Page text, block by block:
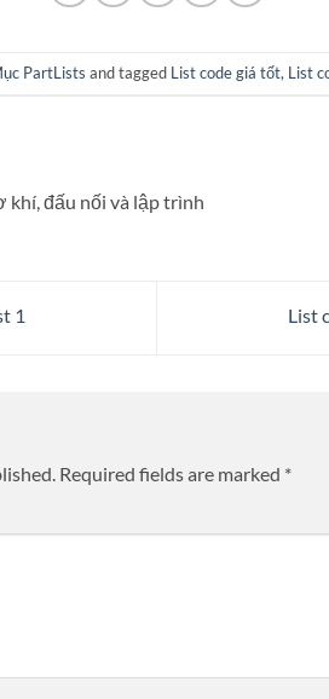
PartLists and tagged List code giá tốt, List
khí, đấu nối và lập trình
1 List
Required fields are marked *